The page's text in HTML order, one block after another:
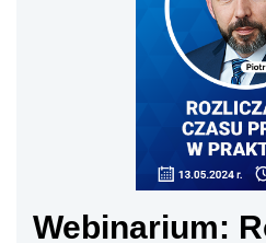
Webinarium: